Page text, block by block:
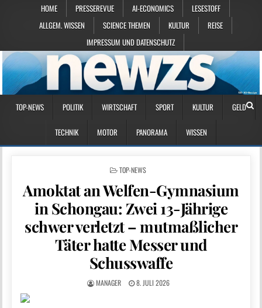
HOME PRESSEREVUE AI-ECONOMICS
LESESTOFF
ALLGEM. WISSEN
SCIENCE THEMEN KULTUR
REISE
IMPRESSUM UND DATENSCHUTZ
TOP-NEWS POLITIK WIRTSCHAFT SPORT KULTUR GELD
TECHNIK MOTOR PANORAMA WISSEN
POSTED IN
TOP-NEWS
Amoktat an Welfen-Gymnasium
in Schongau: Zwei 13-Jährige
schwer verletzt – mutmaßlicher
Täter hatte Messer und
Schusswaffe
MANAGER 8. JULI 2026